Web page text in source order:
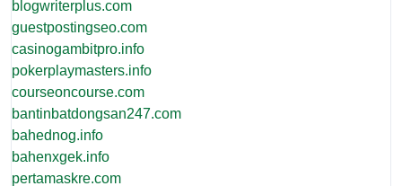
blogwriterplus.com
guestpostingseo.com
casinogambitpro.info
pokerplaymasters.info
courseoncourse.com
bantinbatdongsan247.com
bahednog.info
bahenxgek.info
pertamaskre.com